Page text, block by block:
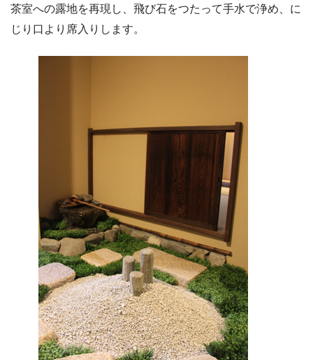
茶室への露地を再現し、飛び石をつたって手水で浄め、に
じり口より席入りします。